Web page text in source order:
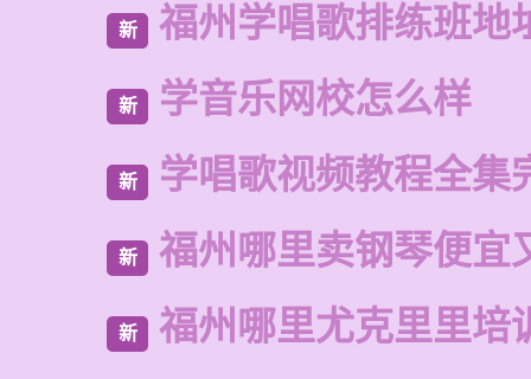
新 福州学唱歌排练班地
新 学音乐网校怎么样
新 学唱歌视频教程全集
新 福州哪里卖钢琴便宜
新 福州哪里尤克里里培